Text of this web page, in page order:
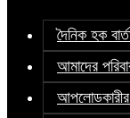
দৈনিক হক
আমাদের
আপলোডকারীর